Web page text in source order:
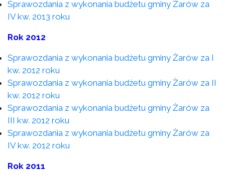
Sprawozdania z wykonania budżetu gminy Żarów za
IV kw. 2013 roku
Rok 2012
Sprawozdania z wykonania budżetu gminy Żarów za I
kw. 2012 roku
Sprawozdania z wykonania budżetu gminy Żarów za II
kw. 2012 roku
Sprawozdania z wykonania budżetu gminy Żarów za
III kw. 2012 roku
Sprawozdania z wykonania budżetu gminy Żarów za
IV kw. 2012 roku
Rok 2011